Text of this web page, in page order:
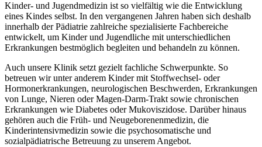
Kinder- und Jugendmedizin ist so vielfältig wie die Entwicklung
eines Kindes selbst. In den vergangenen Jahren haben sich deshalb
innerhalb der Pädiatrie zahlreiche spezialisierte Fachbereiche
entwickelt, um Kinder und Jugendliche mit unterschiedlichen
Erkrankungen bestmöglich begleiten und behandeln zu können.
Auch unsere Klinik setzt gezielt fachliche Schwerpunkte. So
betreuen wir unter anderem Kinder mit Stoffwechsel- oder
Hormonerkrankungen, neurologischen Beschwerden, Erkrankungen
von Lunge, Nieren oder Magen-Darm-Trakt sowie chronischen
Erkrankungen wie Diabetes oder Mukoviszidose. Darüber hinaus
gehören auch die Früh- und Neugeborenenmedizin, die
Kinderintensivmedizin sowie die psychosomatische und
sozialpädiatrische Betreuung zu unserem Angebot.